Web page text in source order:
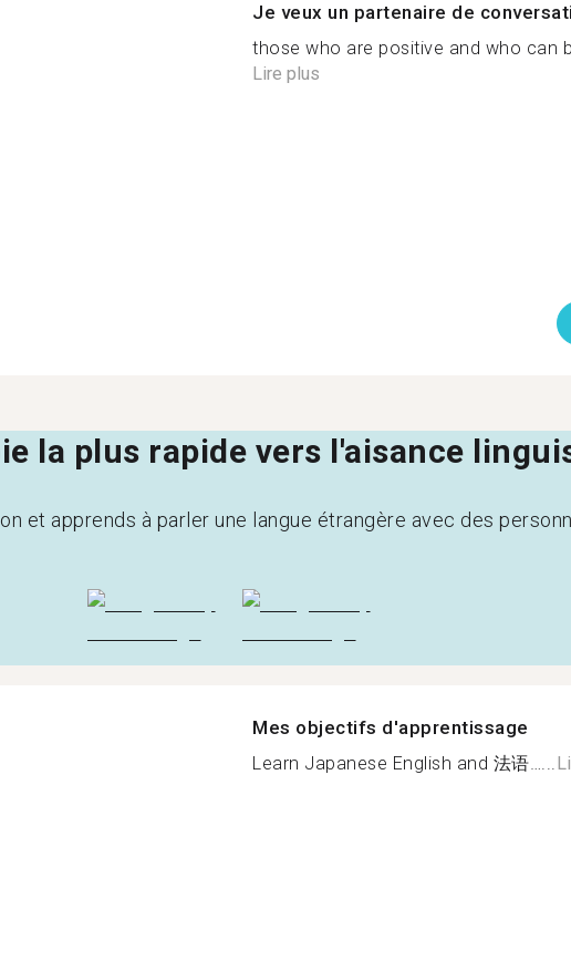
Je veux un partenaire de
those who are positive and who can
Lire plus
la plus rapide vers l'aisance
et apprends à parler une langue étrangère avec des
Mes objectifs d'apprentissage
Learn Japanese English and 法语…...